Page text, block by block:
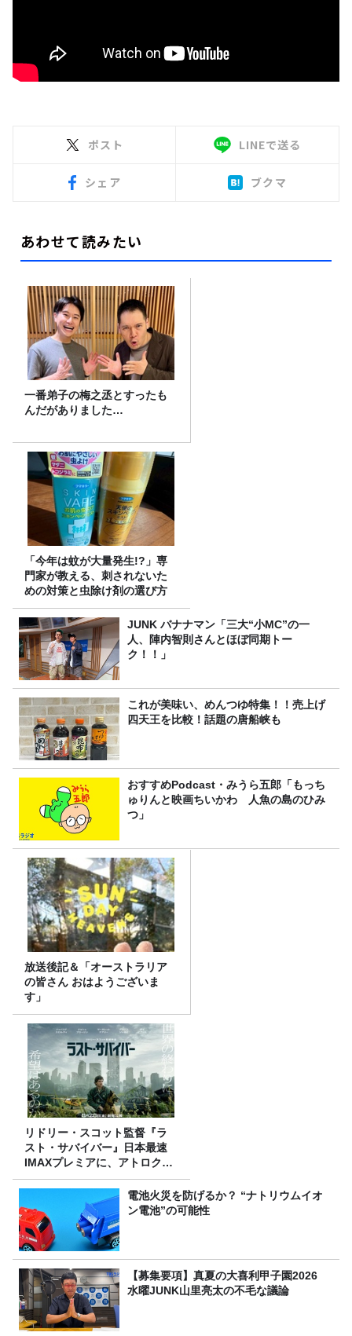
ポスト LINEで送る
シェア ブクマ
あわせて読みたい
一番弟子の梅之丞とすったも
んだがありました…
「今年は蚊が大量発生!?」専
門家が教える、刺されないた
めの対策と虫除け剤の選び方
JUNK バナナマン「三大“小MC”の一
人、陣内智則さんとほぼ同期トー
ク！！」
これが美味い、めんつゆ特集！！売上げ
四天王を比較！話題の唐船峡も
おすすめPodcast・みうら五郎「もっち
ゅりんと映画ちいかわ 人魚の島のひみ
つ」
放送後記＆「オーストラリア
の皆さん おはようございま
す」
リドリー・スコット監督『ラ
スト・サバイバー』日本最速
IMAXプレミアに、アトロクリ
スナー60名をご招待！
電池火災を防げるか？ “ナトリウムイオ
ン電池”の可能性
【募集要項】真夏の大喜利甲子園2026
水曜JUNK山里亮太の不毛な議論